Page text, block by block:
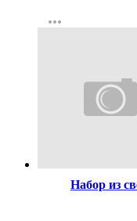
more_horiz
Набор из